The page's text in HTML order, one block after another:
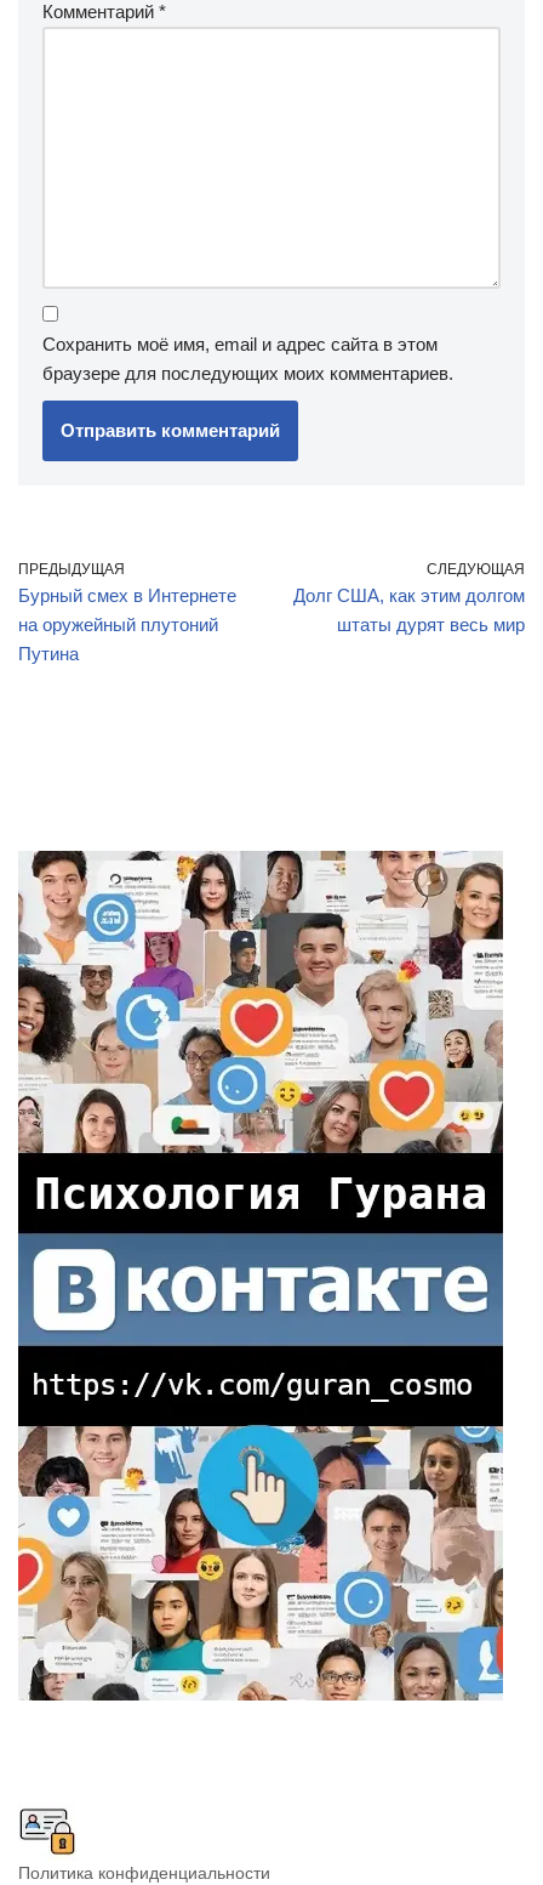
Комментарий *
Сохранить моё имя, email и адрес сайта в этом
браузере для последующих моих комментариев.
ПРЕДЫДУЩАЯ
Бурный смех в Интернете
на оружейный плутоний
Путина
СЛЕДУЮЩАЯ
Долг США, как этим долгом
штаты дурят весь мир
Политика конфиденциальности